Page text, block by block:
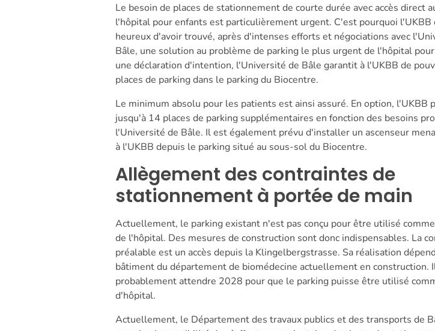
Le besoin de places de stationnement de courte durée avec accès direct
l'hôpital pour enfants est particulièrement urgent. C'est pourquoi l'UKBB
heureux d'avoir trouvé, après d'intenses efforts et négociations avec
Bâle, une solution au problème de parking le plus urgent de l'hôpital
une déclaration d'intention, l'Université de Bâle garantit à l'UKBB de
places de parking dans le parking du Biocentre.
Le minimum absolu pour les patients est ainsi assuré. En option, l'UKBB
jusqu'à 14 places de parking supplémentaires en fonction des besoins
l'Université de Bâle. Il est également prévu d'installer un ascenseur
à l'UKBB depuis le parking situé au sous-sol du Biocentre.
Allègement des contraintes de
stationnement à portée de main
Actuellement, le parking existant n'est pas conçu pour être utilisé
de l'hôpital. Des mesures de construction sont donc indispensables. La
préalable est un accès depuis la Klingelbergstrasse. Sa réalisation
bâtiment du département de biomédecine actuellement en construction.
probablement attendre 2028 pour que le parking puisse être utilisé
d'hôpital.
Actuellement, le Département des travaux publics et des transports de